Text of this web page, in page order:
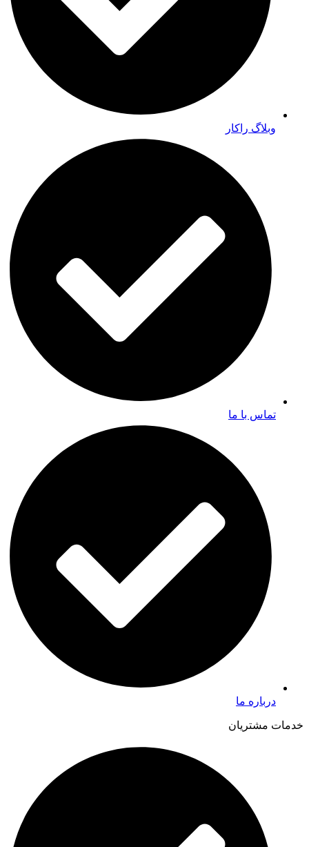
وبلاگ راکار
تماس با ما
درباره ما
خدمات مشتریان